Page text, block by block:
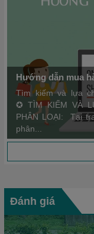
Hướng dẫn mua
Tìm kiếm và lựa
✪ TÌM KIẾM VÀ
PHÂN LOẠI: Tại
phân...
Đánh giá